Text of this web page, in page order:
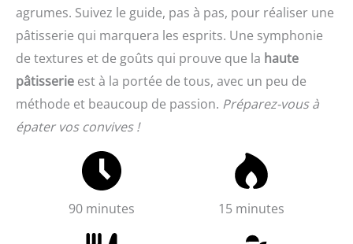
agrumes. Suivez le guide, pas à pas, pour réaliser une
pâtisserie qui marquera les esprits. Une symphonie
de textures et de goûts qui prouve que la haute
pâtisserie est à la portée de tous, avec un peu de
méthode et beaucoup de passion. Préparez-vous à
épater vos convives !
90 minutes 15 minutes